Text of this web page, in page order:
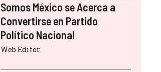
Somos México se Acerca a
Convertirse en Partido
Político Nacional
Web Editor